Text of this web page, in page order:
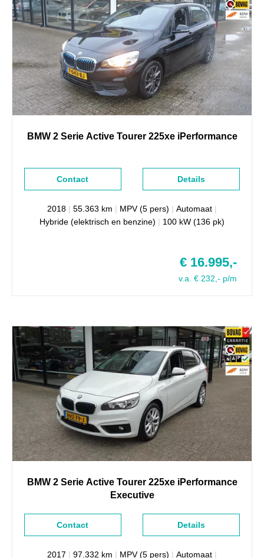
BMW 2 Serie Active Tourer 225xe iPerformance
Details
Contact
2018 | 55.363 km | MPV (5 pers) | Automaat |
Hybride (elektrisch en benzine) | 100 kW (136 pk)
€ 16.995,-
v.a. € 232,- p/m
BMW 2 Serie Active Tourer 225xe iPerformance
Executive
Details
Contact
2017 | 97.332 km | MPV (5 pers) | Automaat |